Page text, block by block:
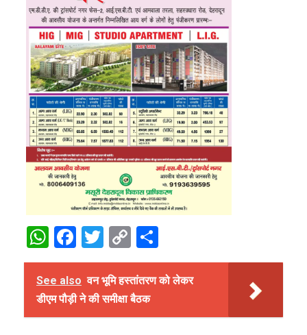
WhatsApp
Facebook
Twitter
Copy
Link
See also वन भूमि हस्तांतरण को लेकर
डीएम पौड़ी ने की समीक्षा बैठक